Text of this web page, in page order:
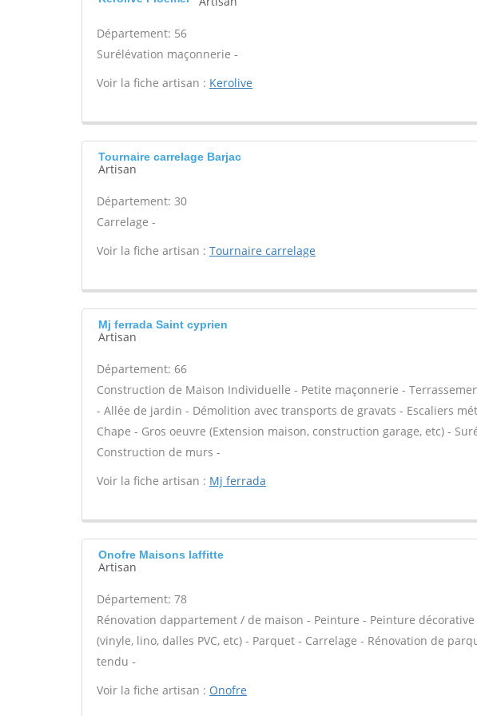
Département: 56
Surélévation maçonnerie -
Voir la fiche artisan : Kerolive
Tournaire carrelage Barjac
Artisan
Département: 30
Carrelage -
Voir la fiche artisan : Tournaire carrelage
Mj ferrada Saint cyprien
Artisan
Département: 66
Construction de Maison Individuelle - Petite maçonnerie -
- Allée de jardin - Démolition avec transports de gravats - Escaliers
Chape - Gros oeuvre (Extension maison, construction garage, etc) -
Construction de murs -
Voir la fiche artisan : Mj ferrada
Onofre Maisons laffitte
Artisan
Département: 78
Rénovation dappartement / de maison - Peinture - Peinture
(vinyle, lino, dalles PVC, etc) - Parquet - Carrelage - Rénovation de
tendu -
Voir la fiche artisan : Onofre